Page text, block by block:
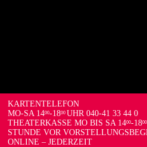
KARTENTELEFON
MO-SA 1400-1800 UHR 040-41 33 44 0
THEATERKASSE MO BIS SA 1400-1800
STUNDE VOR
ONLINE – JEDERZEIT